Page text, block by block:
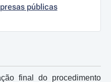
públicas
final do procedimento